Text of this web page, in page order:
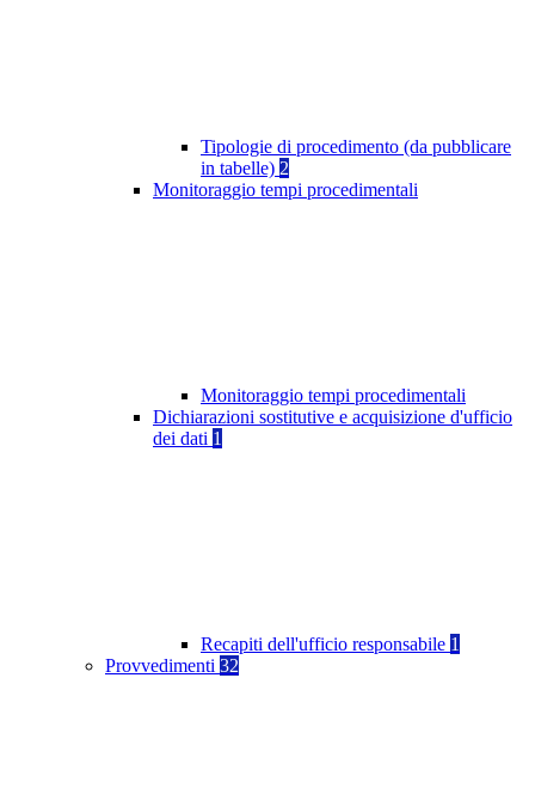
Tipologie di procedimento (da pubblicare
in tabelle) 2
Monitoraggio tempi procedimentali
Monitoraggio tempi procedimentali
Dichiarazioni sostitutive e acquisizione d'ufficio
dei dati 1
Recapiti dell'ufficio responsabile 1
Provvedimenti 32